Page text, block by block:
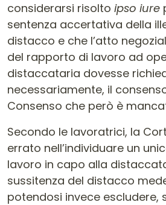
considerarsi risolto ipso iure
sentenza accertativa della
distacco e che l’atto
del rapporto di lavoro ad
distaccataria dovesse
necessariamente, il
Consenso che però è
Secondo le lavoratrici, la
errato nell’individuare un
lavoro in capo alla
sussitenza del distacco
potendosi invece escludere,